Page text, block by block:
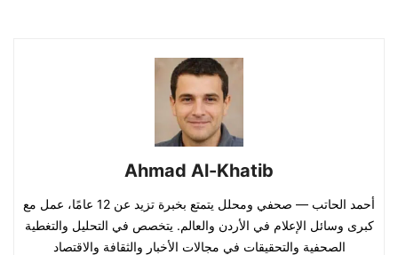
Ahmad Al-Khatib
أحمد الحاتب — صحفي ومحلل يتمتع بخبرة تزيد عن 12 عامًا، عمل مع
كبرى وسائل الإعلام في الأردن والعالم. يتخصص في التحليل والتغطية
الصحفية والتحقيقات في مجالات الأخبار والثقافة والاقتصاد